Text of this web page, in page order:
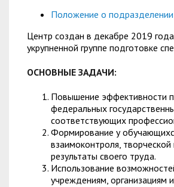
Положение о подразделении
Центр создан в декабре 2019
укрупненной группе подготовке
ОСНОВНЫЕ ЗАДАЧИ:
Повышение эффективности
федеральных
соответствующих
Формирование у
взаимоконтроля,
результаты своего труда.
Использование
учреждениям, организациям